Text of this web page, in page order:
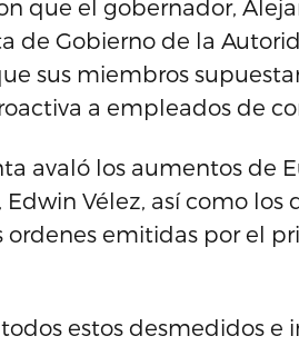
que el gobernador,
de Gobierno de la
sus miembros
a empleados de
avaló los aumentos de
Vélez, así como los
emitidas por el
estos desmedidos e